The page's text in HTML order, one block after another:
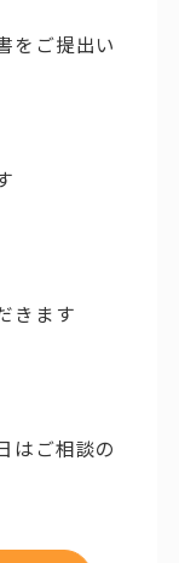
をご提出い
きます
はご相談の